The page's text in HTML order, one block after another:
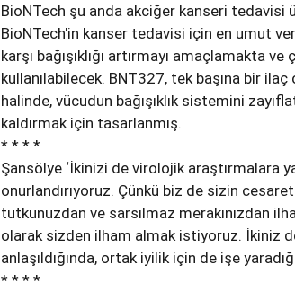
BioNTech şu anda akciğer kanseri tedavisi
BioNTech'in kanser tedavisi için en umut
karşı bağışıklığı artırmayı amaçlamakta
kullanılabilecek. BNT327, tek başına bir
halinde, vücudun bağışıklık sistemini
kaldırmak için tasarlanmış.
* * * *
Şansölye ‘İkinizi de virolojik araştırmalara
onurlandırıyoruz. Çünkü biz de sizin
tutkunuzdan ve sarsılmaz merakınızdan
olarak sizden ilham almak istiyoruz. İkiniz
anlaşıldığında, ortak iyilik için de işe
* * * *